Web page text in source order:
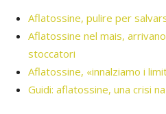
Aflatossine, pulire per
Aflatossine nel mais,
stoccatori
Aflatossine, «innalziamo i
Guidi: aflatossine, una crisi